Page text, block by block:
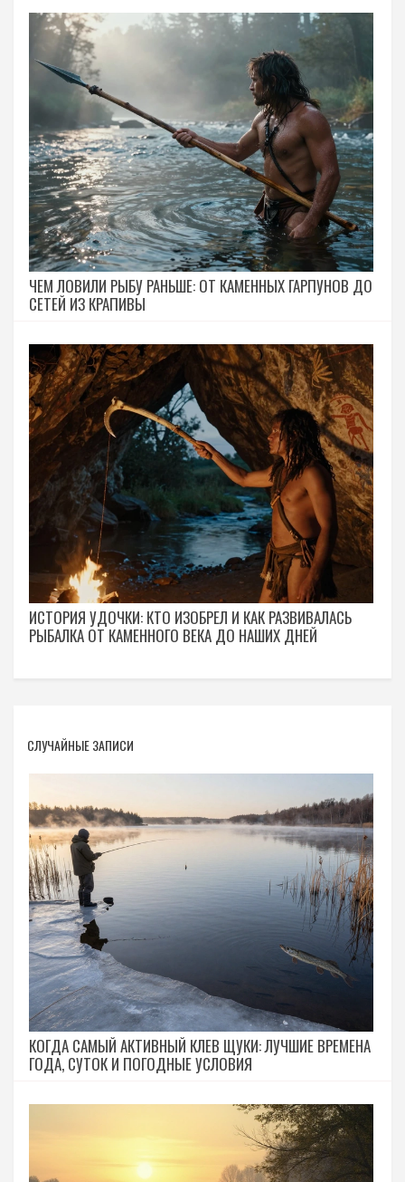
ЧЕМ ЛОВИЛИ РЫБУ РАНЬШЕ: ОТ КАМЕННЫХ ГАРПУНОВ ДО
СЕТЕЙ ИЗ КРАПИВЫ
ИСТОРИЯ УДОЧКИ: КТО ИЗОБРЕЛ И КАК РАЗВИВАЛАСЬ
РЫБАЛКА ОТ КАМЕННОГО ВЕКА ДО НАШИХ ДНЕЙ
СЛУЧАЙНЫЕ ЗАПИСИ
КОГДА САМЫЙ АКТИВНЫЙ КЛЕВ ЩУКИ: ЛУЧШИЕ ВРЕМЕНА
ГОДА, СУТОК И ПОГОДНЫЕ УСЛОВИЯ